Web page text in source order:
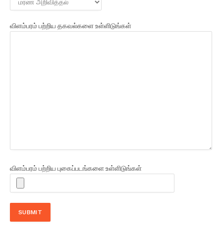
விளம்பரம் பற்றிய தகவல்களை உள்ளிடுங்கள்
விளம்பரம் பற்றிய புகைப்படங்களை உள்ளிடுங்கள்